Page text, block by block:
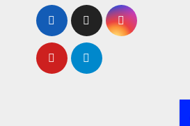
content